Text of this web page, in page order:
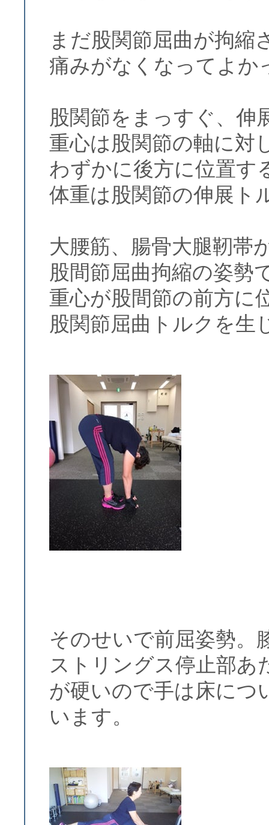
まだ股関節屈曲が拘縮
痛みがなくなってよか
股関節をまっすぐ、伸
重心は股関節の軸に対
わずかに後方に位置す
体重は股関節の伸展ト
大腰筋、腸骨大腿靭帯
股間節屈曲拘縮の姿勢
重心が股間節の前方に
股関節屈曲トルクを生
そのせいで前屈姿勢。
ストリングス停止部
が硬いので手は床につ
います。